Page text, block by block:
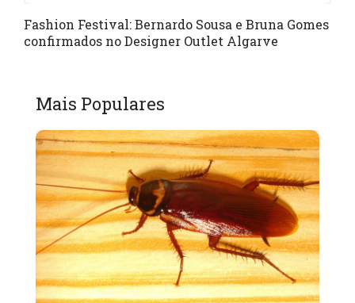
Fashion Festival: Bernardo Sousa e Bruna Gomes
confirmados no Designer Outlet Algarve
Mais Populares